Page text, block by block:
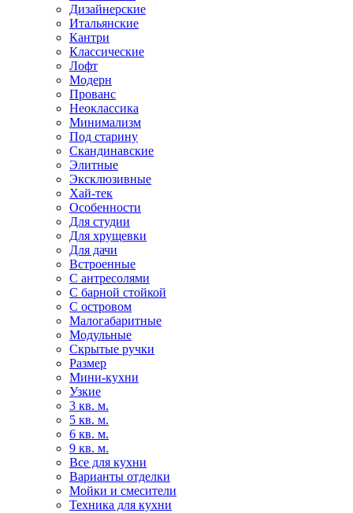
Дизайнерские
Итальянские
Кантри
Классические
Лофт
Модерн
Прованс
Неоклассика
Минимализм
Под старину
Скандинавские
Элитные
Эксклюзивные
Хай-тек
Особенности
Для студии
Для хрущевки
Для дачи
Встроенные
С антресолями
С барной стойкой
С островом
Малогабаритные
Модульные
Скрытые ручки
Размер
Мини-кухни
Узкие
3 кв. м.
5 кв. м.
6 кв. м.
9 кв. м.
Все для кухни
Варианты отделки
Мойки и смесители
Техника для кухни